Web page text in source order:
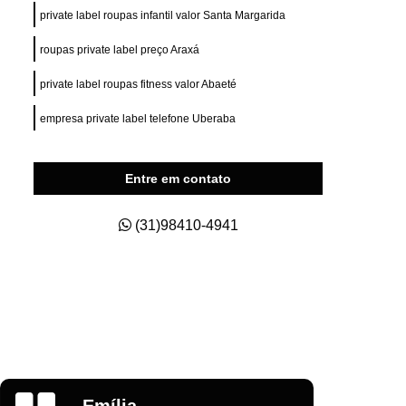
Fit
Private Label Roupas Masculinas
Size
Estamparia de Camisetas Digital
Estamparia Digital em Camiseta
Estamparia Digital para Camiseta
Estamparia Digital em Algodão
private label roupas infantil valor Santa Margarida
roupas private label preço Araxá
private label roupas fitness valor Abaeté
empresa private label telefone Uberaba
Entre em contato
(31)98410-4941